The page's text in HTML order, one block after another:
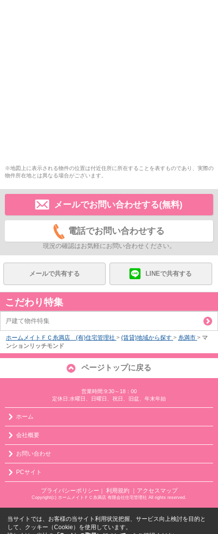
※地図上に表示される物件の位置は付近住所に所在することを表すものであり、実際の
物件所在地とは異なる場合がございます。
メールでお問い合わせする(無料)
電話でお問い合わせする
現況の確認はお気軽にお問い合わせください。
メールで共有する LINEで共有する
こだわり特集
戸建て物件特集
ホームメイトＦＣ糸満店 (有)住宅管理社 > (賃貸)地域から探す > 糸満市 > マ
ンションリッチモンド
ページトップに戻る
営業時間:9:30～18：00
定休日:水曜日、日曜日、祝日、旧盆、年末年始
ホーム
会社概要
お問い合わせ
PCサイト
プライバシーポリシー 利用規約 ｜アクセスマップ
Copyright(c) ホームメイトＦＣ糸満店 有限会社住宅管理社 All rights reserved.
当サイトでは、お客様の当サイト利用状況把握、サービス向上検討を目的と
して、クッキー（Cookie）を使用しています。